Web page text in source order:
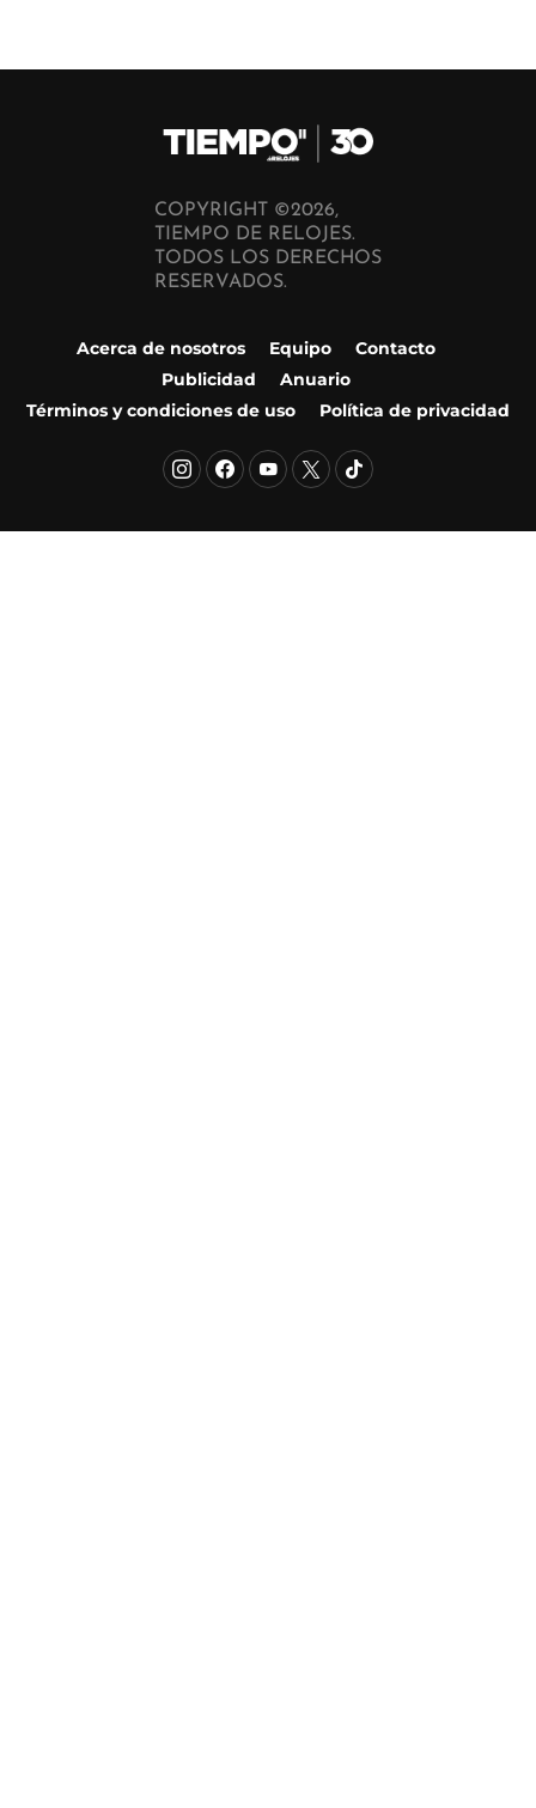
COPYRIGHT ©2026,
TIEMPO DE RELOJES.
TODOS LOS DERECHOS
RESERVADOS.
Acerca de nosotros Equipo
Contacto
Publicidad
Anuario
Términos y condiciones de uso
Política de privacidad